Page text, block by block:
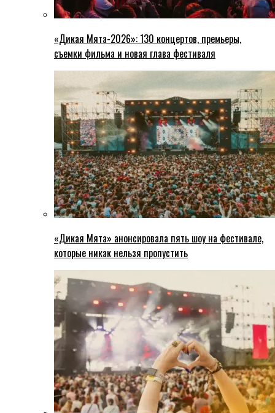
«Дикая Мята-2026»: 130 концертов, премьеры,
съемки фильма и новая глава фестиваля
«Дикая Мята» анонсировала пять шоу на фестивале,
которые никак нельзя пропустить